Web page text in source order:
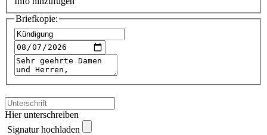
Briefkopie:
Hier unterschreiben
Signatur hochladen